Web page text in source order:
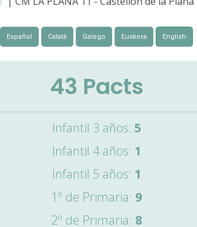
Español Català Galego Euskera English
43 Pacts
Infantil 3 años: 5
Infantil 4 años: 1
Infantil 5 años: 1
1º de Primaria: 9
2º de Primaria: 8